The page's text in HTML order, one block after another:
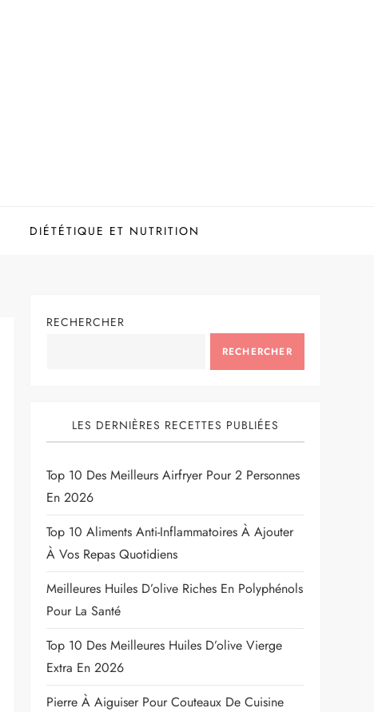
DIÉTÉTIQUE ET NUTRITION
RECHERCHER
RECHERCHER
LES DERNIÈRES RECETTES PUBLIÉES
Top 10 Des Meilleurs Airfryer Pour 2 Personnes
En 2026
Top 10 Aliments Anti-Inflammatoires À Ajouter
À Vos Repas Quotidiens
Meilleures Huiles D’olive Riches En Polyphénols
Pour La Santé
Top 10 Des Meilleures Huiles D’olive Vierge
Extra En 2026
Pierre À Aiguiser Pour Couteaux De Cuisine